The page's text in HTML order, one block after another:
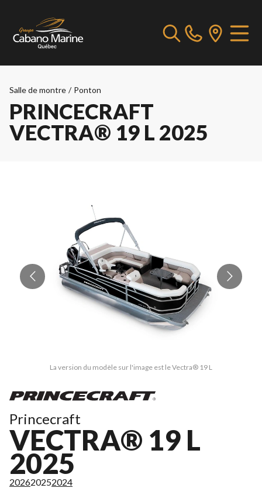
Salle de montre / Ponton
PRINCECRAFT
VECTRA® 19 L 2025
La version du modèle sur l'image est le Vectra® 19 L
Princecraft
VECTRA® 19 L
2025
202620252024